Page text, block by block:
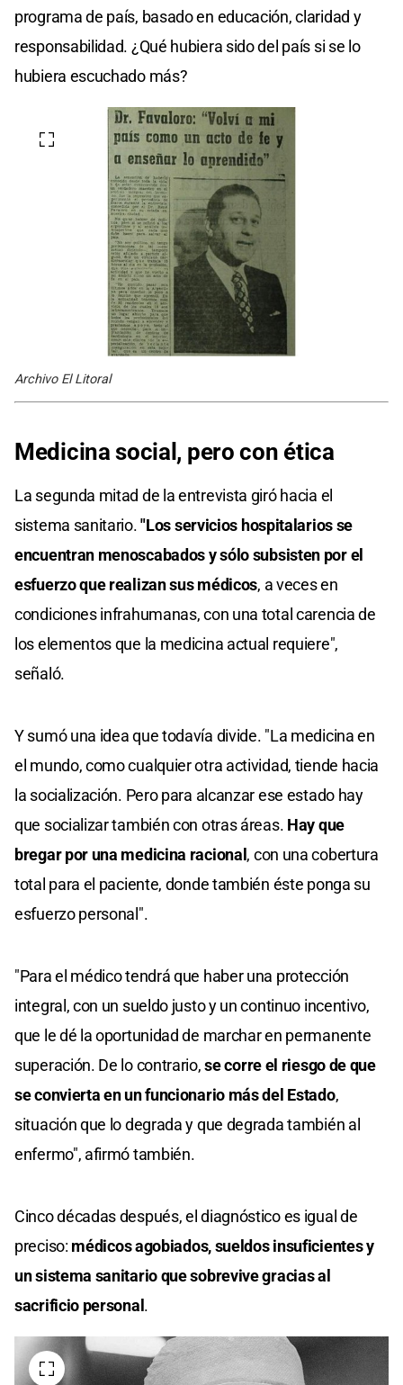
programa de país, basado en educación, claridad y
responsabilidad. ¿Qué hubiera sido del país si se lo
hubiera escuchado más?
Archivo El Litoral
Medicina social, pero con ética
La segunda mitad de la entrevista giró hacia el
sistema sanitario."Los servicios hospitalarios se
encuentran menoscabados y sólo subsisten por el
esfuerzo que realizan sus médicos, a veces en
condiciones infrahumanas, con una total carencia de
los elementos que la medicina actual requiere",
señaló.
Y sumó una idea que todavía divide. "La medicina en
el mundo, como cualquier otra actividad, tiende hacia
la socialización. Pero para alcanzar ese estado hay
que socializar también con otras áreas. Hay que
bregar por una medicina racional , con una cobertura
total para el paciente, donde también éste ponga su
esfuerzo personal".
"Para el médico tendrá que haber una protección
integral, con un sueldo justo y un continuo incentivo,
que le dé la oportunidad de marchar en permanente
superación. De lo contrario,se corre el riesgo de que
se convierta en un funcionario más del Estado,
situación que lo degrada y que degrada también al
enfermo", afirmó también.
Cinco décadas después, el diagnóstico es igual de
preciso: médicos agobiados, sueldos insuficientes y
un sistema sanitario que sobrevive gracias al
sacrificio personal .